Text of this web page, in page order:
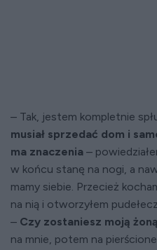
– Tak, jestem kompletnie
musiał sprzedać dom i
ma znaczenia –
w końcu stanę na nogi, a
mamy siebie. Przecież
na nią i otworzyłem
– Czy zostaniesz moją
na mnie, potem na